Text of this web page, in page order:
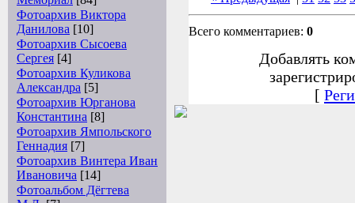
Фотоархив Виктора
Данилова [10]
Фотоархив Сысоева
Сергея [4]
Фотоархив Куликова
Александра [5]
Фотоархив Юрганова
Константина [8]
Фотоархив Ямпольского
Геннадия [7]
Фотоархив Винтера Иван
Ивановича [14]
Фотоальбом Дёгтева
Всего комментариев: 0
Добавлять
[